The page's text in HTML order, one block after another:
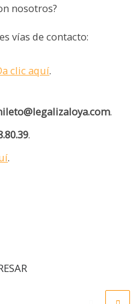
nosotros?
vías de contacto:
clic aquí.
.
.
.